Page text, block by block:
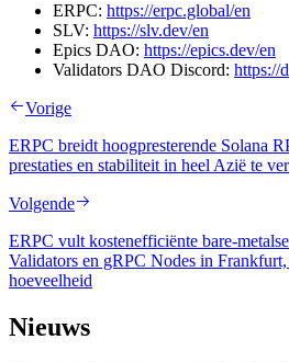
ERPC: https://erpc.global/en
SLV: https://slv.dev/en
Epics DAO: https://epics.dev/en
Validators DAO Discord: https://
Vorige
ERPC breidt hoogpresterende Solana
prestaties en stabiliteit in heel Azië te
Volgende
ERPC vult kostenefficiënte bare-
Validators en gRPC Nodes in
hoeveelheid
Nieuws